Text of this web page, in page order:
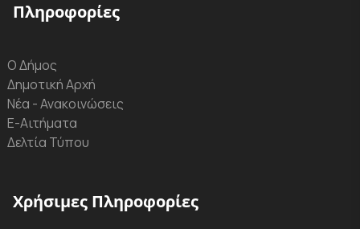
Πληροφορίες
Ο Δήμος
Δημοτική Αρχή
Νέα - Ανακοινώσεις
Ε-Αιτήματα
Δελτία Τύπου
Χρήσιμες Πληροφορίες